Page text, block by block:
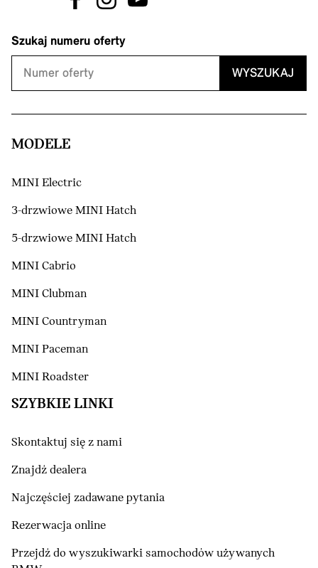
Szukaj numeru oferty
WYSZUKAJ
MODELE
MINI Electric
3-drzwiowe MINI Hatch
5-drzwiowe MINI Hatch
MINI Cabrio
MINI Clubman
MINI Countryman
MINI Paceman
MINI Roadster
SZYBKIE LINKI
Skontaktuj się z nami
Znajdź dealera
Najczęściej zadawane pytania
Rezerwacja online
Przejdź do wyszukiwarki samochodów używanych